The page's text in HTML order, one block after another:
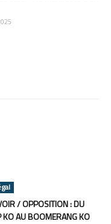
/ OPPOSITION : DU
KO AU BOOMERANG KO